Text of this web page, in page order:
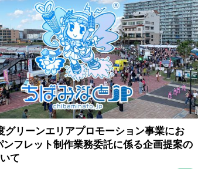
グリーンエリアプロモーション事業にお
ンフレット制作業務委託に係る企画提案の
て